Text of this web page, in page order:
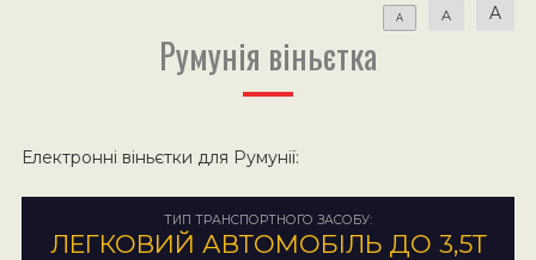
A A A
Румунія віньєтка
Електронні віньєтки для Румунії:
ТИП ТРАНСПОРТНОГО ЗАСОБУ:
ЛЕГКОВИЙ АВТОМОБІЛЬ ДО 3,5Т